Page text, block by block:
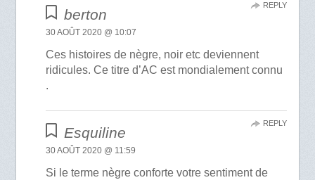
berton
30 AOÛT 2020 @ 10:07
Ces histoires de nègre, noir etc deviennent
ridicules. Ce titre d’AC est mondialement connu
.
REPLY
Esquiline
30 AOÛT 2020 @ 11:59
Si le terme nègre conforte votre sentiment de
REPLY